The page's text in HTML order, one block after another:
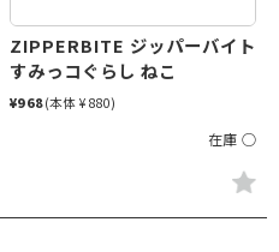
ZIPPERBITE ジッパーバイト
すみっコぐらし ねこ
¥968(本体 ¥880)
在庫 ○